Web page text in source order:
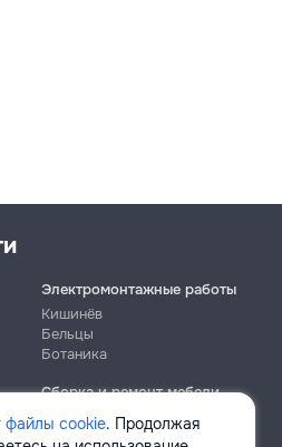
файлы cookie. Продолжая
Электромонтажные работы
Кишинёв
Бельцы
Ботаника
Сборка и ремонт мебели
Кишинёв